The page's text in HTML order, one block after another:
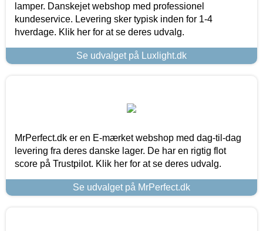
lamper. Danskejet webshop med professionel
kundeservice. Levering sker typisk inden for 1-4
hverdage. Klik her for at se deres udvalg.
Se udvalget på Luxlight.dk
MrPerfect.dk er en E-mærket webshop med dag-til-dag
levering fra deres danske lager. De har en rigtig flot
score på Trustpilot. Klik her for at se deres udvalg.
Se udvalget på MrPerfect.dk